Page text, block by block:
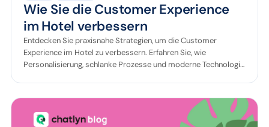
Wie Sie die Customer Experience
im Hotel verbessern
Entdecken Sie praxisnahe Strategien, um die Customer
Experience im Hotel zu verbessern. Erfahren Sie, wie
Personalisierung, schlanke Prozesse und moderne Technologie
bleiben möchten.